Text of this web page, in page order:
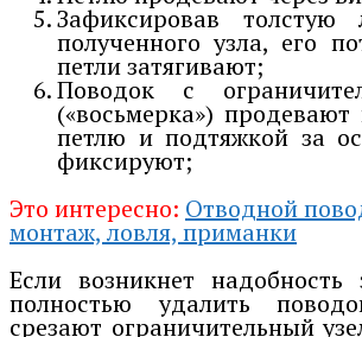
Зафиксировав толстую
полученного узла, его
петли затягивают;
Поводок с
(«восьмерка»)
петлю и подтяжкой за
фиксируют;
Это интересно: Отводной
монтаж, ловля, приманки
Если возникнет надобность
полностью удалить
срезают ограничительный